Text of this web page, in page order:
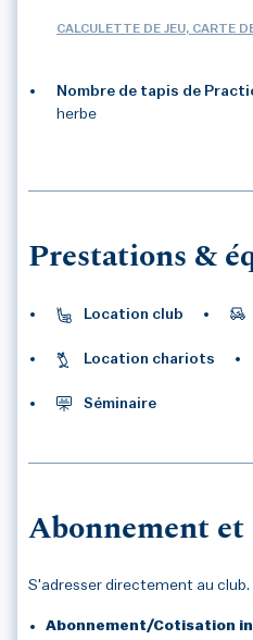
CALCULETTE DE JEU, CARTE
Nombre de tapis de
herbe
Prestations &
Location club
Location chariots
Séminaire
Abonnement et
S'adresser directement au club.
Abonnement/Cotisation